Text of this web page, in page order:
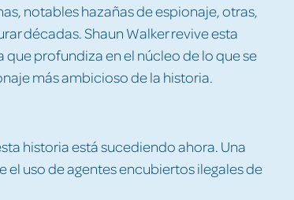
notables hazañas de espionaje, otras,
décadas. Shaun Walker revive esta
profundiza en el núcleo de lo que se
más ambicioso de la historia.
historia está sucediendo ahora. Una
uso de agentes encubiertos ilegales de